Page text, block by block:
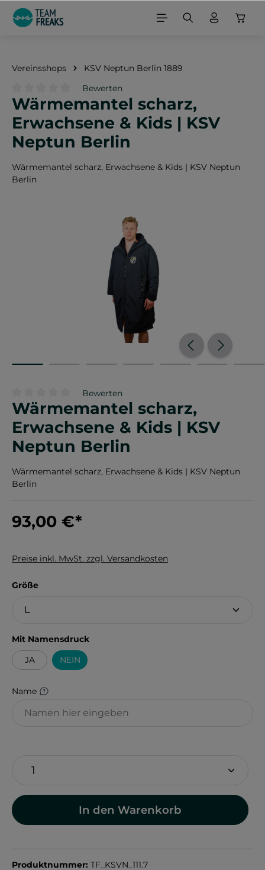
springen
Vereinsshops KSV Neptun Berlin 1889
Durchschnittliche Bewertung von 0 von 5 Sternen
Bewerten
Wärmemantel scharz,
Erwachsene & Kids | KSV
Neptun Berlin
Wärmemantel scharz, Erwachsene & Kids | KSV Neptun
Berlin
Durchschnittliche Bewertung von 0 von 5 Sternen
Bewerten
Wärmemantel scharz,
Erwachsene & Kids | KSV
Neptun Berlin
Wärmemantel scharz, Erwachsene & Kids | KSV Neptun
Berlin
93,00 €*
Preise inkl. MwSt. zzgl. Versandkosten
Größeauswählen
Mit Namensdruckauswählen
JA
NEIN
Name
In den Warenkorb
Produktnummer: TF_KSVN_111.7